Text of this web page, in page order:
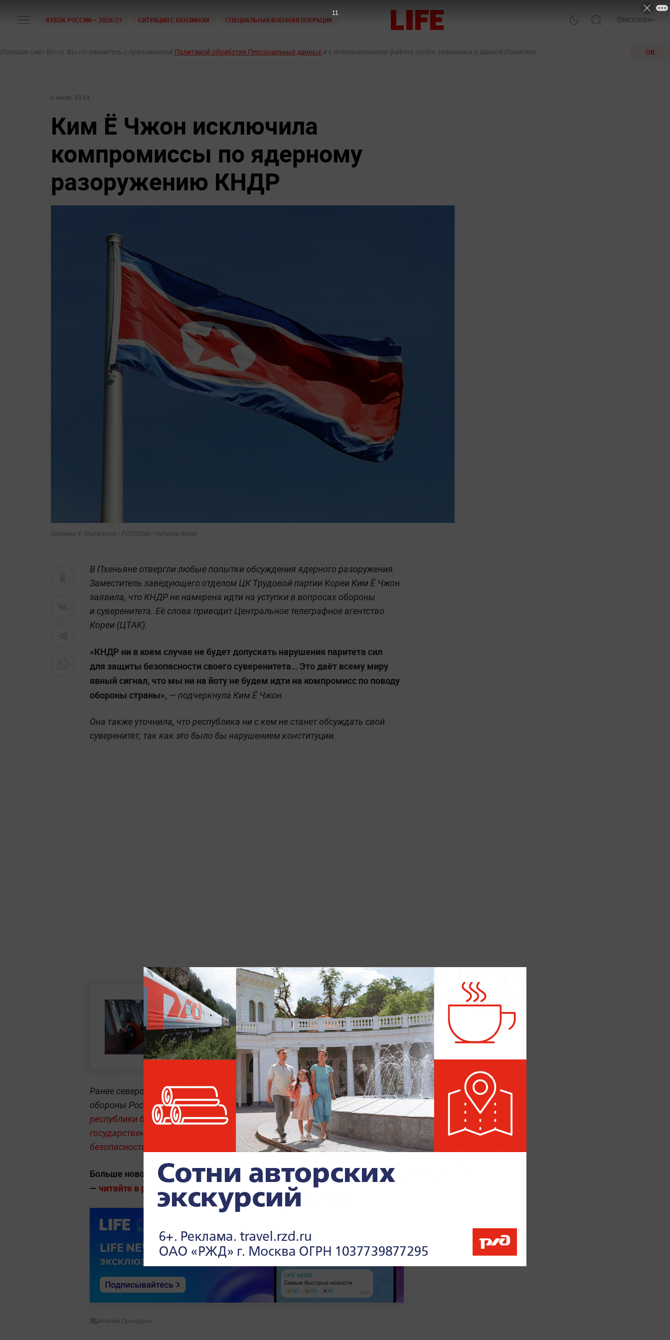
КУБОК РОССИИ — 2026/27 СИТУАЦИЯ С БЕНЗИНОМ СПЕЦИАЛЬНАЯ ВОЕННАЯ ОПЕРАЦИЯ МОСКВА
Посещая сайт life.ru, Вы соглашаетесь с приложенной Политикой обработки Персональных данных и с использованием файлов cookie, указанных в данной Политике. ОК
6 июня, 23:54
Ким Ё Чжон исключила
компромиссы по ядерному
разоружению КНДР
Обложка © Shutterstock / FOTODOM / Katherine Welles
В Пхеньяне отвергли любые попытки обсуждения ядерного разоружения.
Заместитель заведующего отделом ЦК Трудовой партии Кореи Ким Ё Чжон
заявила, что КНДР не намерена идти на уступки в вопросах обороны
и суверенитета. Её слова приводит Центральное телеграфное агентство
Кореи (ЦТАК).
«КНДР ни в коем случае не будет допускать нарушения паритета сил
для защиты безопасности своего суверенитета… Это даёт всему миру
явный сигнал, что мы ни на йоту не будем идти на компромисс по поводу
обороны страны», — подчеркнула Ким Ё Чжон.
Она также уточнила, что республика ни с кем не станет обсуждать свой
суверенитет, так как это было бы нарушением конституции.
Ким Чен Ын посетил
испытания эсминца «Кан
Гон»
Ранее северокорейский лидер Ким Чен Ын по итогам встречи с министром
обороны России Андреем Белоусовым заявил, чтоправительство
республики будет полностью поддерживать политику РФ по защите
государственного суверенитета, территориальной целостности и
безопасности.
Больше новостей о глобальных событиях и международных отношениях
— читайте в разделе «Мировая политика» на Life.ru
Виталий Приходько
9